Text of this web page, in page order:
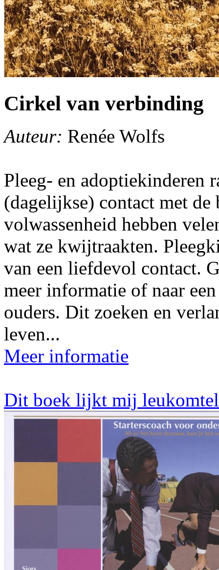
Cirkel van verbinding
Auteur: Renée Wolfs
Pleeg- en adoptiekinderen
(dagelijkse) contact met
volwassenheid hebben
wat ze kwijtraakten.
van een liefdevol contact.
meer informatie of naar
ouders. Dit zoeken en
leven...
Meer informatie
Dit boek lijkt mij